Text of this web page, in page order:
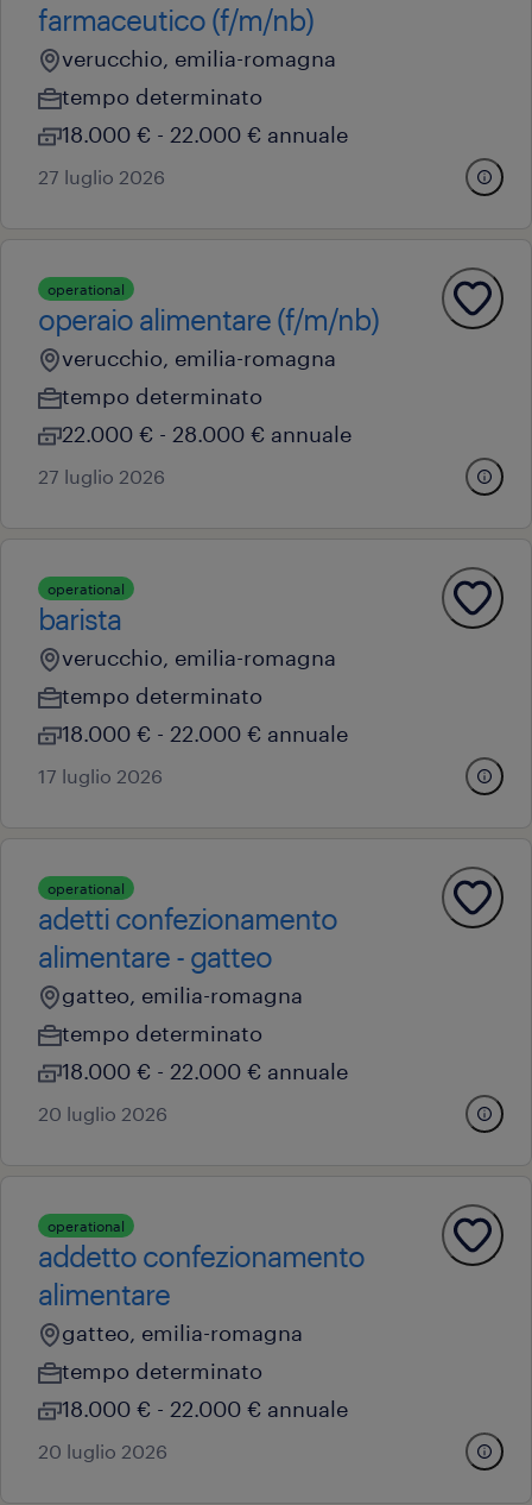
farmaceutico (f/m/nb)
verucchio, emilia-romagna
tempo determinato
18.000 € - 22.000 € annuale
27 luglio 2026
operational
operaio alimentare (f/m/nb)
verucchio, emilia-romagna
tempo determinato
22.000 € - 28.000 € annuale
27 luglio 2026
operational
barista
verucchio, emilia-romagna
tempo determinato
18.000 € - 22.000 € annuale
17 luglio 2026
operational
adetti confezionamento
alimentare - gatteo
gatteo, emilia-romagna
tempo determinato
18.000 € - 22.000 € annuale
20 luglio 2026
operational
addetto confezionamento
alimentare
gatteo, emilia-romagna
tempo determinato
18.000 € - 22.000 € annuale
20 luglio 2026